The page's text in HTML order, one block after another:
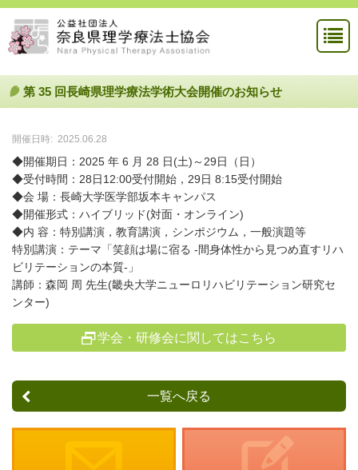
第 35 回長崎県理学療法学術大会開催のお知らせ
開催日時: 2025.06.28
◆開催期日：2025 年 6 月 28 日(土)～29日（日）
◆受付時間：28日12:00受付開始，29日 8:15受付開始
◆会 場：長崎大学医学部坂本キャンパス
◆開催形式：ハイブリッド(対面・オンライン)
◆内 容：特別講演，教育講演，シンポジウム，一般演題等
特別講演：テーマ「笑顔は場に宿る -間身体性から見つめ直すリハ
ビリテーションの本質-」
講師：森岡 周 先生(畿央大学ニューロリハビリテーション研究セ
ンター)
学会・研修会に関してはこちら
一覧へ戻る